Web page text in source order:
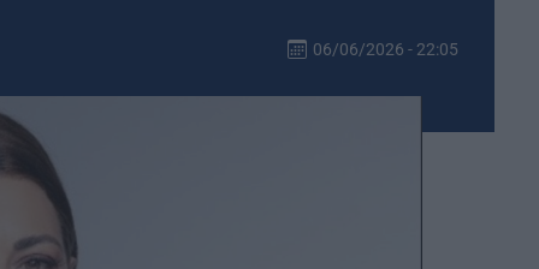
06/06/2026 - 22:05